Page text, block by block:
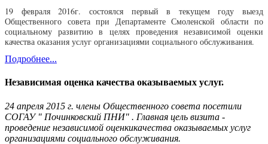
19 февраля 2016г. состоялся первый в текущем году выезд
Общественного совета при Департаменте Смоленской области по
социальному развитию в целях проведения независимой оценки
качества оказания услуг организациями социального обслуживания.
Подробнее...
Независимая оценка качества оказываемых услуг.
24 апреля 2015 г. члены Общественного совета посетили
СОГАУ " Починковский ПНИ" . Главная цель визита -
проведение независимой оценкикачества оказываемых услуг
организациями социального обслуживания.